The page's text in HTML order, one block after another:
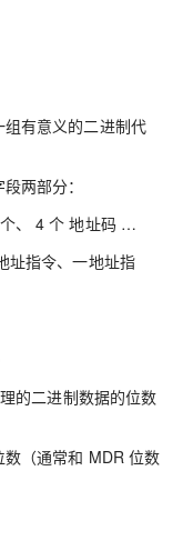
有意义的二进制代
两部分：
、 4 个 地址码 …
址指令、一地址指
的二进制数据的位数
（通常和 MDR 位数